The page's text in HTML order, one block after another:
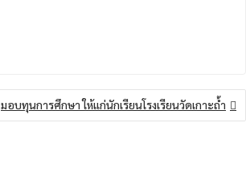
มอบทุนการศึกษา ให้แก่นักเรียนโรงเรียนวัดเกาะถ้ำ